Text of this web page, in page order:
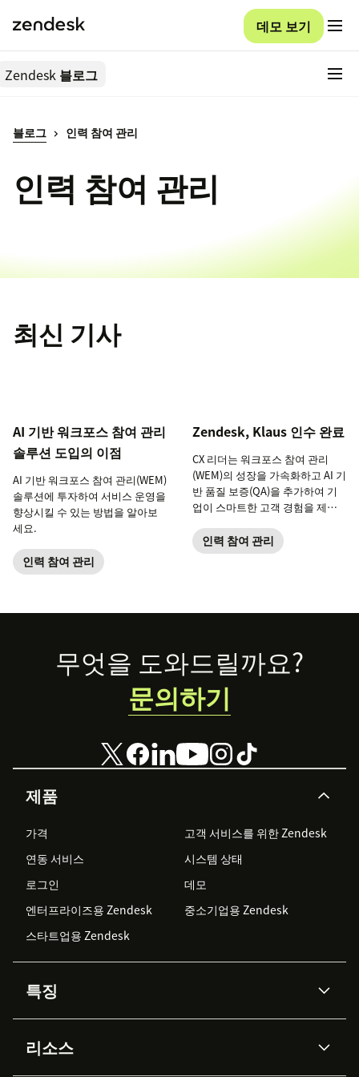
데모 보기
Zendesk 블로그
블로그 인력 참여 관리
인력 참여 관리
최신 기사
AI 기반 워크포스 참여 관리
솔루션 도입의 이점
AI 기반 워크포스 참여 관리(WEM)
솔루션에 투자하여 서비스 운영을
향상시킬 수 있는 방법을 알아보
세요.
인력 참여 관리
Zendesk, Klaus 인수 완료
CX 리더는 워크포스 참여 관리
(WEM)의 성장을 가속화하고 AI 기
반 품질 보증(QA)을 추가하여 기
업이 스마트한 고객 경험을 제공
인력 참여 관리
Footer
제품
가격
고객 서비스를 위한 Zendesk
연동 서비스
시스템 상태
로그인
데모
엔터프라이즈용 Zendesk
중소기업용 Zendesk
스타트업용 Zendesk
특징
Zendesk AI
리소스
무엇을 도와드릴까요?
문의하기